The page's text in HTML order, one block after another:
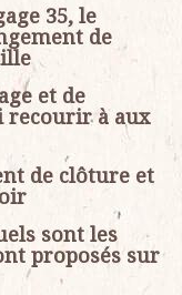
35, le
de
et de
recourir à aux
de clôture et
sont les
proposés sur